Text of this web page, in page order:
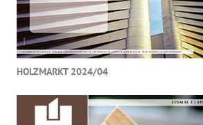
HOLZMARKT 2024/04